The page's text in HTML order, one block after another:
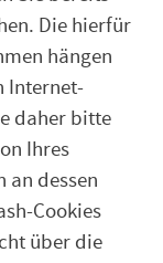
Die hierfür
hängen
Internet-
daher bitte
Ihres
an dessen
Cookies
über die